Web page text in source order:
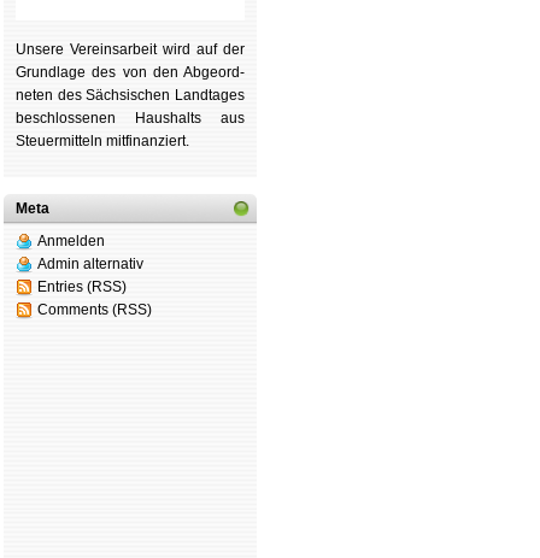
Unsere Ver­eins­ar­beit wird auf der
Grund­lage des von den Ab­ge­ord­
ne­ten des Säch­si­schen Land­tages
be­schlos­se­nen Haus­halts aus
Steu­er­mitteln mit­fi­nan­ziert.
Meta
Anmelden
Admin alternativ
Entries (RSS)
Comments (RSS)